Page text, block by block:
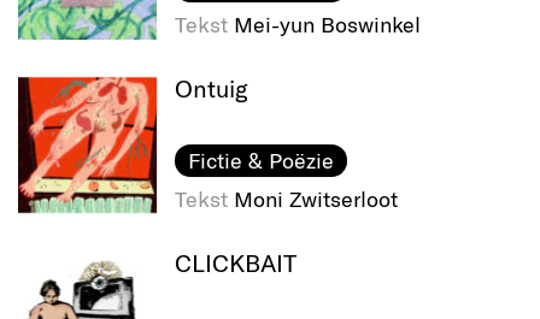
Tekst Mei-yun Boswinkel
Ontuig
Fictie & Poëzie
Tekst Moni Zwitserloot
CLICKBAIT